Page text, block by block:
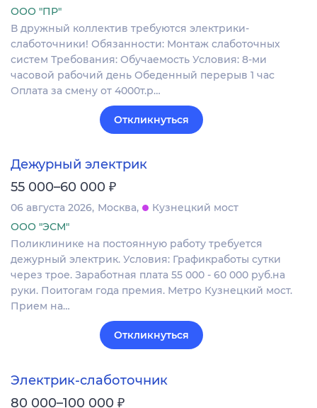
ООО "ПР"
В дружный коллектив требуются электрики-
слаботочники! Обязанности: Монтаж слаботочных
систем Требования: Обучаемость Условия: 8-ми
часовой рабочий день Обеденный перерыв 1 час
Оплата за смену от 4000т.р…
Откликнуться
Дежурный электрик
55 000–60 000 ₽
06 августа 2026 Москва
Кузнецкий мост
ООО "ЭСМ"
Поликлинике на постоянную работу требуется
дежурный электрик. Условия: Графикработы сутки
через трое. Заработная плата 55 000 - 60 000 руб.на
руки. Поитогам года премия. Метро Кузнецкий мост.
Прием на…
Откликнуться
Электрик-слаботочник
80 000–100 000 ₽